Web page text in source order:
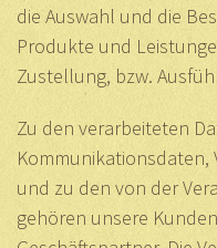
die Auswahl und die
Produkte und
Zustellung, bzw.
Zu den verarbeiteten
und zu den von der
gehören unsere